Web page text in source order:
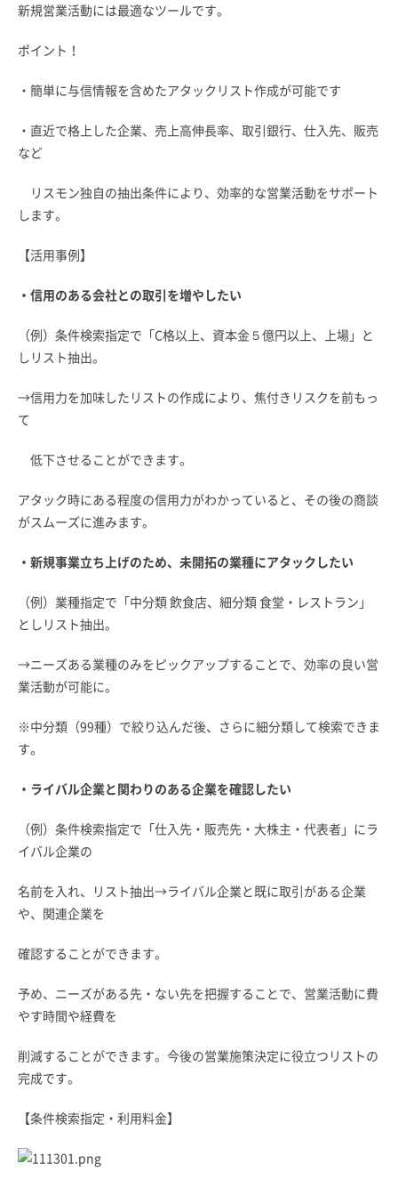
新規営業活動には最適なツールです。
ポイント！
・簡単に与信情報を含めたアタックリスト作成が可能です
・直近で格上した企業、売上高伸長率、取引銀行、仕入先、販売
など
リスモン独自の抽出条件により、効率的な営業活動をサポート
します。
【活用事例】
・信用のある会社との取引を増やしたい
（例）条件検索指定で「C格以上、資本金５億円以上、上場」と
しリスト抽出。
→信用力を加味したリストの作成により、焦付きリスクを前もっ
て
低下させることができます。
アタック時にある程度の信用力がわかっていると、その後の商談
がスムーズに進みます。
・新規事業立ち上げのため、未開拓の業種にアタックしたい
（例）業種指定で「中分類 飲食店、細分類 食堂・レストラン」
としリスト抽出。
→ニーズある業種のみをピックアップすることで、効率の良い営
業活動が可能に。
※中分類（99種）で絞り込んだ後、さらに細分類して検索できま
す。
・ライバル企業と関わりのある企業を確認したい
（例）条件検索指定で「仕入先・販売先・大株主・代表者」にラ
イバル企業の
名前を入れ、リスト抽出→ライバル企業と既に取引がある企業
や、関連企業を
確認することができます。
予め、ニーズがある先・ない先を把握することで、営業活動に費
やす時間や経費を
削減することができます。今後の営業施策決定に役立つリストの
完成です。
【条件検索指定・利用料金】